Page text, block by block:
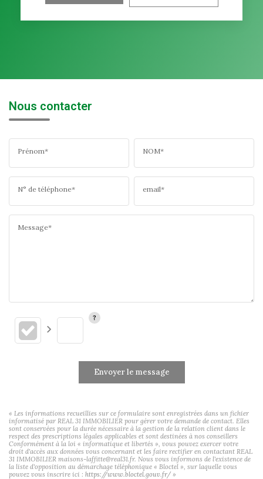
Nous contacter
Prénom* NOM*
N° de téléphone* email*
Message*
Envoyer le message
« Les informations recueillies sur ce formulaire sont enregistrées dans un fichier
informatisé par REAL 31 IMMOBILIER pour gérer votre demande de contact. Elles
sont conservées pour la durée nécessaire à la gestion de la relation client dans le
respect des prescriptions légales applicables et sont destinées à nos conseillers
Conformément à la loi « informatique et libertés », vous pouvez exercer votre
droit d'accès aux données vous concernant et les faire rectifier en contactant REAL
31 IMMOBILIER maisons-laffitte@real31.fr. Nous vous informons de l'existence de
la liste d'opposition au démarchage téléphonique « Bloctel », sur laquelle vous
pouvez vous inscrire ici : https://www.bloctel.gouv.fr/ »